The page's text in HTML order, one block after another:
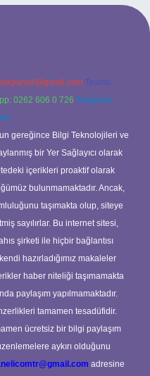
Teams:
0262 606 0 726 Telegram:
gereğince Bilgi Teknolojileri ve
bir Yer Sağlayıcı olarak
içerikleri proaktif olarak
bulunmamaktadır. Ancak,
taşımakta olup, siteye
sayılırlar. Bu internet sitesi,
şirketi ile hiçbir bağlantısı
hazırladığımız makaleler
haber niteliği taşımamakta
paylaşım yapılmamaktadır.
tamamen tesadüfidir.
ücretsiz bir bilgi paylaşım
aykırı olduğunu
adresine